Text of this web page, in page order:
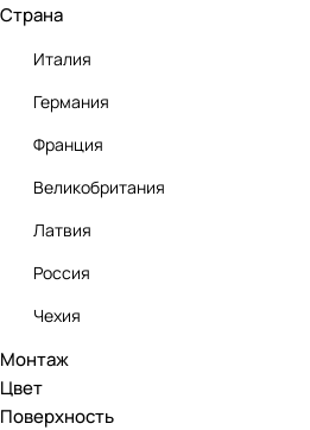
Catalano
Cielo
Dea Design
Devon&Devon
Duravit
Falper
Fontana
Gessi
Globo
Gruppo Treesse
Страна
Италия
Германия
Франция
Великобритания
Латвия
Россия
Чехия
Швейцария
Япония
Монтаж
Цвет
Поверхность